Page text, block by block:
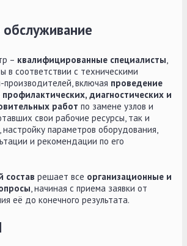
– квалифицированные специалисты,
в соответствии с техническими
включая проведение
диагностических и
работ по замене узлов и
свои рабочие ресурсы, так и
параметров оборудования,
и рекомендации по его
состав решает все организационные и
, начиная с приема заявки от
её до конечного результата.